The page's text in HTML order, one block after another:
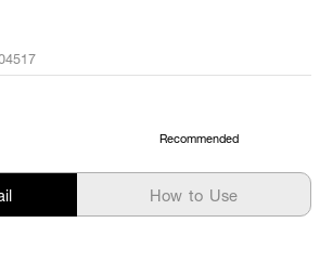
Recommended
How to Use